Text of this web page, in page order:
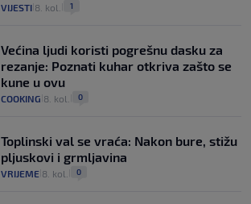
VIJESTI 8. kol. 1
Većina ljudi koristi pogrešnu dasku za
rezanje: Poznati kuhar otkriva zašto se
kune u ovu
COOKING 8. kol. 0
Toplinski val se vraća: Nakon bure, stižu
pljuskovi i grmljavina
VRIJEME 8. kol. 0